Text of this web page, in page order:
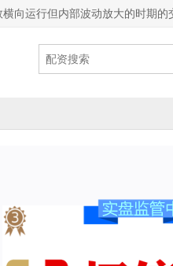
向运行但内部波动放大的时期的